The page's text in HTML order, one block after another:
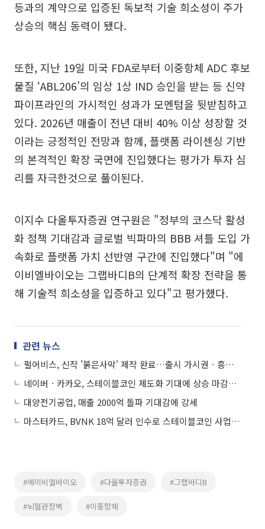
등과의 계약으로 입증된 독보적 기술 희소성이 주가
상승의 핵심 동력이 됐다.
또한, 지난 19일 미국 FDA로부터 이중항체 ADC 후보
물질 ‘ABL206’의 임상 1상 IND 승인을 받는 등 신약
파이프라인의 가시적인 성과가 모멘텀을 뒷받침하고
있다. 2026년 매출이 전년 대비 40% 이상 성장할 것
이라는 긍정적인 전망과 함께, 플랫폼 라이센싱 기반
의 본격적인 확장 국면에 진입했다는 평가가 투자 심
리를 자극한것으로 풀이된다.
이지수 다올투자증권 연구원은 "정부의 코스닥 활성
화 정책 기대감과 글로벌 빅파마의 BBB 셔틀 도입 가
속화로 플랫폼 가치 선반영 구간에 진입했다"며 "에
이비엘바이오는 그랩바디B의 단계적 확장 전략을 통
해 기술적 희소성을 입증하고 있다"고 평가했다.
관련 뉴스
펄어비스, 신작 '붉은사막' 제작 완료…출시 가시권ㆍ흥행 기대감에 상승세
네이버ㆍ카카오, 스테이블코인 제도화 기대에 상승 마감⋯카카오페이 上
대양전기공업, 매출 2000억 돌파 기대감에 강세
마스터카드, BVNK 18억 달러 인수로 스테이블코인 사업 본격 확장
#에이비엘바이오 #다올투자증권 #그랩바디B
#뇌혈관장벽 #이중항체